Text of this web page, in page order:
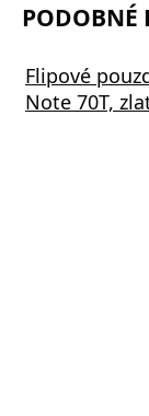
PODOBNÉ
Flipové
Note 70T,